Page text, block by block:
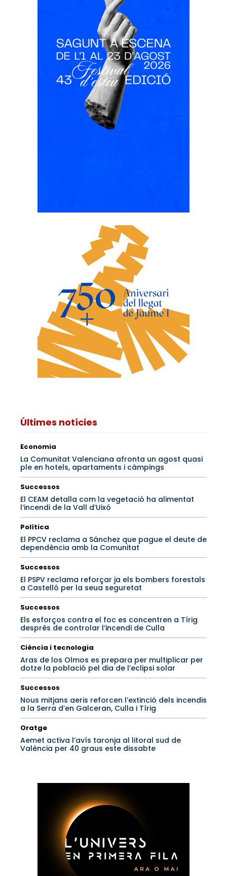
Últimes notícies
Economia
La Comunitat Valenciana afronta un agost quasi
ple en hotels, apartaments i càmpings
Successos
El CEAM detalla com la vegetació ha alimentat
l’incendi de la Vall d’Uixó
Política
El PPCV reclama a Sánchez que pague el deute de
dependència amb la Comunitat
Successos
El PSPV reclama reforçar ja els bombers forestals
a Castelló per la seua seguretat
Successos
Els esforços contra el foc es concentren a Tírig
després de controlar l’incendi de Culla
Ciència i tecnologia
Aras de los Olmos es prepara per multiplicar per
dotze la població pel dia de l’eclipsi solar
Successos
Nous mitjans aeris reforcen l’extinció dels incendis
a la Serra d’en Galceran, Culla i Tírig
Oratge
Aemet activa l’avís taronja al litoral sud de
València per 40 graus este dissabte